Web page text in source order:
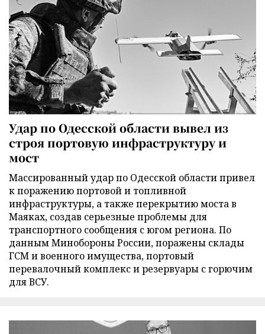
Удар по Одесской области вывел из
строя портовую инфраструктуру и
мост
Массированный удар по Одесской области привел
к поражению портовой и топливной
инфраструктуры, а также перекрытию моста в
Маяках, создав серьезные проблемы для
транспортного сообщения с югом региона. По
данным Минобороны России, поражены склады
ГСМ и военного имущества, портовый
перевалочный комплекс и резервуары с горючим
для ВСУ.